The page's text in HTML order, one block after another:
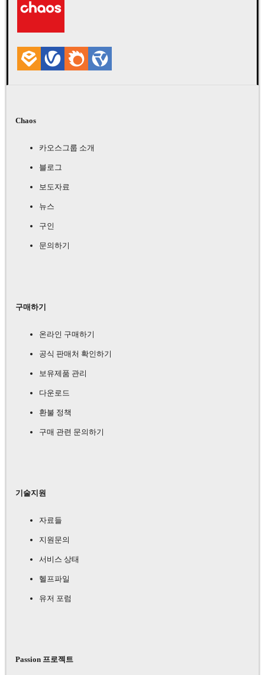
Chaos
카오스그룹 소개
블로그
보도자료
뉴스
구인
문의하기
구매하기
온라인 구매하기
공식 판매처 확인하기
보유제품 관리
다운로드
환불 정책
구매 관련 문의하기
기술지원
자료들
지원문의
서비스 상태
헬프파일
유저 포럼
Passion 프로젝트